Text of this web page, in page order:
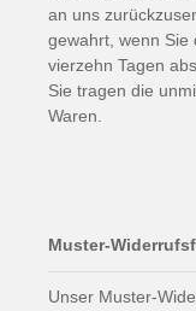
an uns
gewahrt, wenn Sie
vierzehn Tagen
Sie tragen die
Waren.
Muster-
Unser Muster-